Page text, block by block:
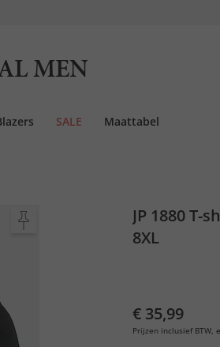
MEN
SALE Maattabel
JP 1880 T-
8XL
€ 35,99
Prijzen inclusief BTW,